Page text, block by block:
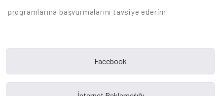
programlarına başvurmalarını tavsiye ederim.